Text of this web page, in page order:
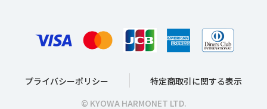
プライバシーポリシー
特定商取引に関する表示
© KYOWA HARMONET LTD.